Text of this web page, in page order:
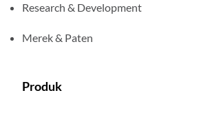
Research & Development
Merek & Paten
Produk